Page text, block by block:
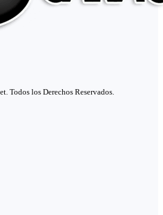
Todos los Derechos Reservados.